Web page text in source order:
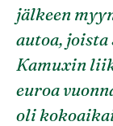
jälkeen
autoa, joista
Kamuxin
euroa
oli